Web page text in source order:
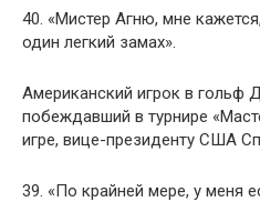
40. «Мистер Агню, мне
один легкий замах».
Американский игрок в
побеждавший в турнире
игре, вице-президенту США
39. «По крайней мере, у меня